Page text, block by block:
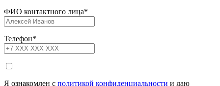
ФИО контактного лица*
Телефон*
Я ознакомлен с политикой конфиденциальности и даю